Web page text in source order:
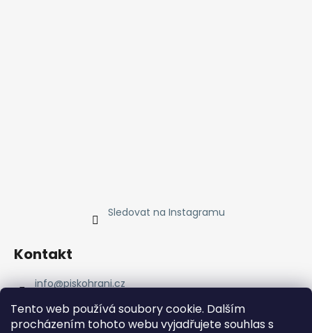
Tento web používá soubory cookie. Dalším
procházením tohoto webu vyjadřujete souhlas s
Sledovat na Instagramu
Kontakt
info@piskohrani.cz
723 753 053